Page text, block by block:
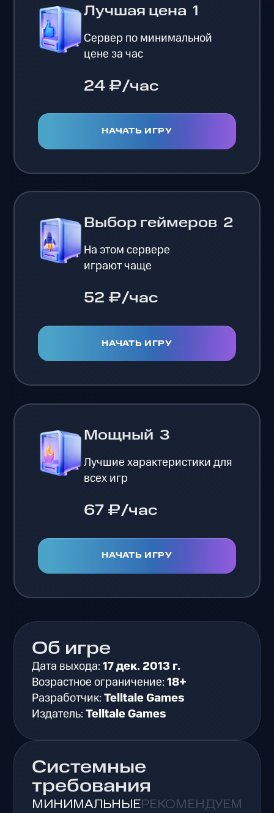
Лучшая цена 1
Сервер по минимальной
цене за час
24 ₽/час
НАЧАТЬ ИГРУ
Выбор геймеров 2
На этом сервере
играют чаще
52 ₽/час
НАЧАТЬ ИГРУ
Мощный 3
Лучшие характеристики для
всех игр
67 ₽/час
НАЧАТЬ ИГРУ
Об игре
Дата выхода:17 дек. 2013 г.
Возрастное ограничение:18+
Разработчик:Telltale Games
Издатель:Telltale Games
Системные
требования
МИНИМАЛЬНЫЕРЕКОМЕНДУЕМЫЕ